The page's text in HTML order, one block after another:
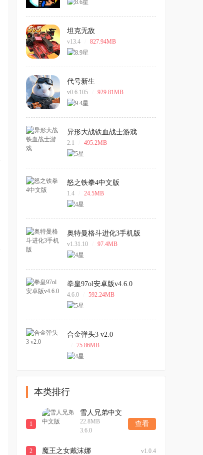
坦克无敌
v13.4 827.94MB
代号新生
v0.6.105 929.81MB
异形大战铁血战士游戏
2.1 495.2MB
怒之铁拳4中文版
1.4 24.5MB
奥特曼格斗进化3手机版
v1.31.10 97.4MB
拳皇97ol安卓版v4.6.0
4.6.0 592.24MB
合金弹头3 v2.0
75.86MB
本类排行
1
雪人兄弟中文
版
22.8MB
3.6.0
查看
2 魔王之女戴沫娜 v1.0.4